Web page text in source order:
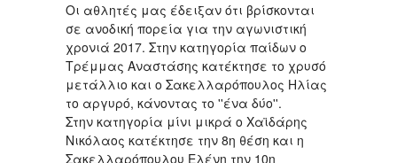
Οι αθλητές μας έδειξαν ότι βρίσκονται
σε ανοδική πορεία για την αγωνιστική
χρονιά 2017. Στην κατηγορία παίδων ο
Τρέμμας Αναστάσης κατέκτησε το χρυσό
μετάλλιο και ο Σακελλαρόπουλος Ηλίας
το αργυρό, κάνοντας το ''ένα δύο''.
Στην κατηγορία μίνι μικρά ο Χαϊδάρης
Νικόλαος κατέκτησε την 8η θέση και η
Σακελλαρόπουλου Ελένη την 10η